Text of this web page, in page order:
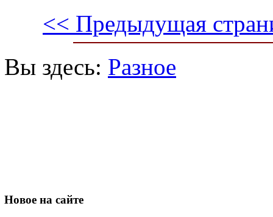
<< Предыдущая
Вы здесь: Разное
Новое на сайте